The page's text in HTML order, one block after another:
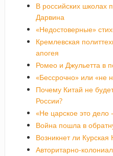
В российских школах
Дарвина
«Недостоверные»
Кремлевская
апогея
Ромео и Джульетта в
«Бессрочно» или «не
Почему Китай не
России?
«Не царское это дело
Война пошла в
Возникнет ли
Авторитарно-